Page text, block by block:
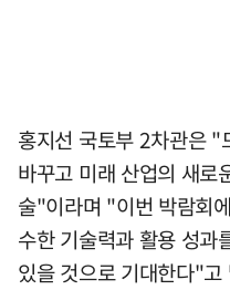
홍지선 국토부 2차관은
바꾸고 미래 산업의 새로
술"이라며 "이번 박람회
수한 기술력과 활용 성과
있을 것으로 기대한다"고